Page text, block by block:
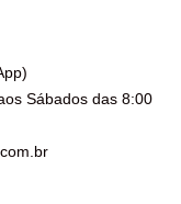
Sábados das 8:00